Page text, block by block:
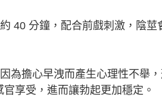
40 分鐘，配合前戲刺激，陰
為擔心早洩而產生心理性不舉
享受，進而讓勃起更加穩定。